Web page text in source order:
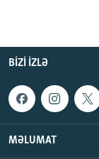
BIZI IZLƏ
MƏLUMAT